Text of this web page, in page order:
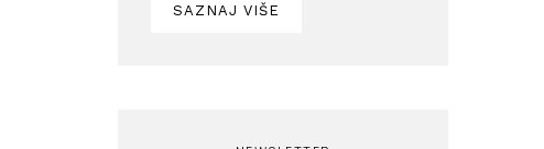
SAZNAJ VIŠE